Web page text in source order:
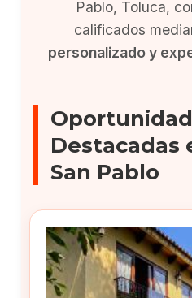
Pablo, Toluca,
calificados
personalizado y
Destacadas
San Pablo